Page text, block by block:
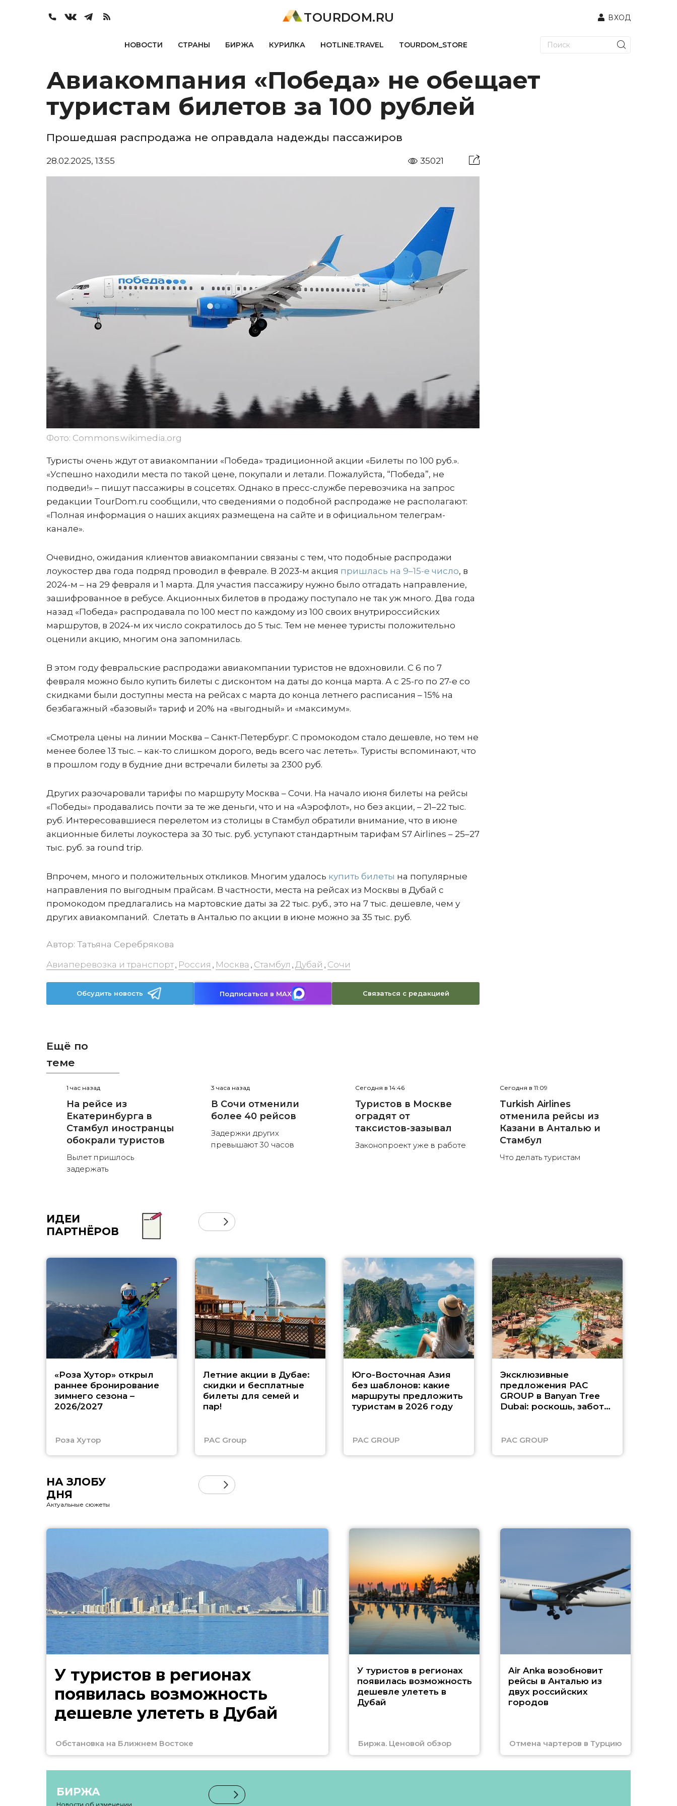
TOURDOM.RU ВХОД
НОВОСТИ СТРАНЫ БИРЖА КУРИЛКА HOTLINE.TRAVEL TOURDOM_STORE
Авиакомпания «Победа» не обещает
туристам билетов за 100 рублей
Прошедшая распродажа не оправдала надежды пассажиров
28.02.2025, 13:55 35021
Фото: Commons.wikimedia.org
Туристы очень ждут от авиакомпании «Победа» традиционной акции «Билеты по 100 руб.».
«Успешно находили места по такой цене, покупали и летали. Пожалуйста, “Победа”, не
подведи!» – пишут пассажиры в соцсетях. Однако в пресс-службе перевозчика на запрос
редакции TourDom.ru сообщили, что сведениями о подобной распродаже не располагают:
«Полная информация о наших акциях размещена на сайте и в официальном телеграм-
канале».
Очевидно, ожидания клиентов авиакомпании связаны с тем, что подобные распродажи
лоукостер два года подряд проводил в феврале. В 2023-м акция пришлась на 9–15-е число, в
2024-м – на 29 февраля и 1 марта. Для участия пассажиру нужно было отгадать направление,
зашифрованное в ребусе. Акционных билетов в продажу поступало не так уж много. Два года
назад «Победа» распродавала по 100 мест по каждому из 100 своих внутрироссийских
маршрутов, в 2024-м их число сократилось до 5 тыс. Тем не менее туристы положительно
оценили акцию, многим она запомнилась.
В этом году февральские распродажи авиакомпании туристов не вдохновили. С 6 по 7
февраля можно было купить билеты с дисконтом на даты до конца марта. А с 25-го по 27-е со
скидками были доступны места на рейсах с марта до конца летнего расписания – 15% на
безбагажный «базовый» тариф и 20% на «выгодный» и «максимум».
«Смотрела цены на линии Москва – Санкт-Петербург. С промокодом стало дешевле, но тем не
менее более 13 тыс. – как-то слишком дорого, ведь всего час лететь». Туристы вспоминают, что
в прошлом году в будние дни встречали билеты за 2300 руб.
Других разочаровали тарифы по маршруту Москва – Сочи. На начало июня билеты на рейсы
«Победы» продавались почти за те же деньги, что и на «Аэрофлот», но без акции, – 21–22 тыс.
руб. Интересовавшиеся перелетом из столицы в Стамбул обратили внимание, что в июне
акционные билеты лоукостера за 30 тыс. руб. уступают стандартным тарифам S7 Airlines – 25–27
тыс. руб. за round trip.
Впрочем, много и положительных откликов. Многим удалось купить билеты на популярные
направления по выгодным прайсам. В частности, места на рейсах из Москвы в Дубай с
промокодом предлагались на мартовские даты за 22 тыс. руб., это на 7 тыс. дешевле, чем у
других авиакомпаний. Слетать в Анталью по акции в июне можно за 35 тыс. руб.
Автор: Татьяна Серебрякова
Авиаперевозка и транспорт, Россия , Москва , Стамбул , Дубай , Сочи
Обсудить новость Подписаться в MAX Связаться с редакцией
Ещё по
теме
1 час назад
На рейсе из
Екатеринбурга в
Стамбул иностранцы
обокрали туристов
Вылет пришлось
задержать
3 часа назад
В Сочи отменили
более 40 рейсов
Задержки других
превышают 30 часов
Сегодня в 14:46
Туристов в Москве
оградят от
таксистов-зазывал
Законопроект уже в работе
Сегодня в 11:09
Turkish Airlines
отменила рейсы из
Казани в Анталью и
Стамбул
Что делать туристам
ИДЕИ
ПАРТНЁРОВ
«Роза Хутор» открыл
раннее бронирование
зимнего сезона –
2026/2027
Роза Хутор
Летние акции в Дубае:
скидки и бесплатные
билеты для семей и
пар!
PAC Group
Юго-Восточная Азия
без шаблонов: какие
маршруты предложить
туристам в 2026 году
PAC GROUP
Эксклюзивные
предложения PAC
GROUP в Banyan Tree
Dubai: роскошь, забота
PAC GROUP
НА ЗЛОБУ
ДНЯ
Актуальные сюжеты
У туристов в регионах
появилась возможность
дешевле улететь в Дубай
Обстановка на Ближнем Востоке
У туристов в регионах
появилась возможность
дешевле улететь в
Дубай
Биржа. Ценовой обзор
Air Anka возобновит
рейсы в Анталью из
двух российских
городов
Отмена чартеров в Турцию
БИРЖА
Новости об изменении